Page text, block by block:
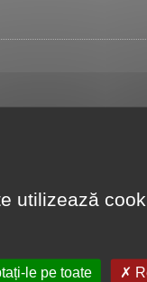
a treia este
utilizează
le pe toate